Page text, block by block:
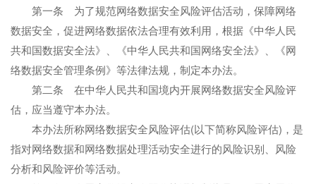
第一条 为了规范网络数据安全风险评估活动，保障网络
数据安全，促进网络数据依法合理有效利用，根据《中华人民
共和国数据安全法》、《中华人民共和国网络安全法》、《网
络数据安全管理条例》等法律法规，制定本办法。
第二条 在中华人民共和国境内开展网络数据安全风险评
估，应当遵守本办法。
本办法所称网络数据安全风险评估(以下简称风险评估)，是
指对网络数据和网络数据处理活动安全进行的风险识别、风险
分析和风险评价等活动。